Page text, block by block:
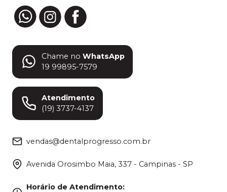
Chame no WhatsApp
19 99895-7579
Atendimento
(19) 3737-4137
vendas@dentalprogresso.com.br
Avenida Orosimbo Maia, 337 - Campinas - SP
Horário de Atendimento: